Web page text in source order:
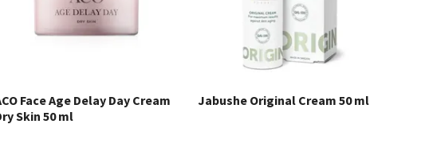
Face Age Delay Day Cream
Skin 50 ml
Jabushe Original Cream 50 ml